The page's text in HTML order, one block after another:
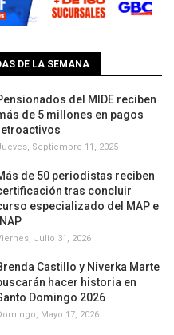
DE LA SEMANA
del MIDE reciben
de 5 millones en pagos
Septiembre 11, 2025
de 50 periodistas reciben
tras concluir
especializado del MAP e
INAP
Julio 31, 2026
Castillo y Niverka Marte
hacer historia en
Domingo 2026
Mayo 17, 2026